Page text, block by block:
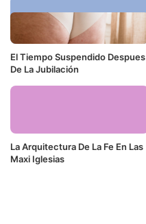
El Tiempo Suspendido Despues
De La Jubilación
La Arquitectura De La Fe En Las
Maxi Iglesias